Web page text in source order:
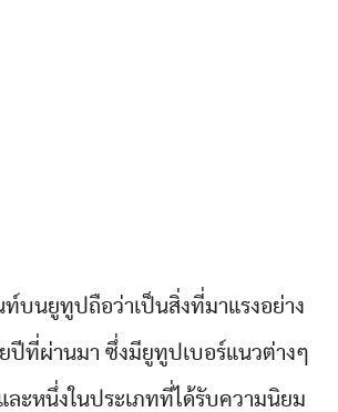
ท์บนยูทูปถือว่าเป็นสิ่งที่มาแรงอย่าง
ปีที่ผ่านมา ซึ่งมียูทูปเบอร์แนวต่างๆ
ละหนึ่งในประเภทที่ได้รับความนิยม